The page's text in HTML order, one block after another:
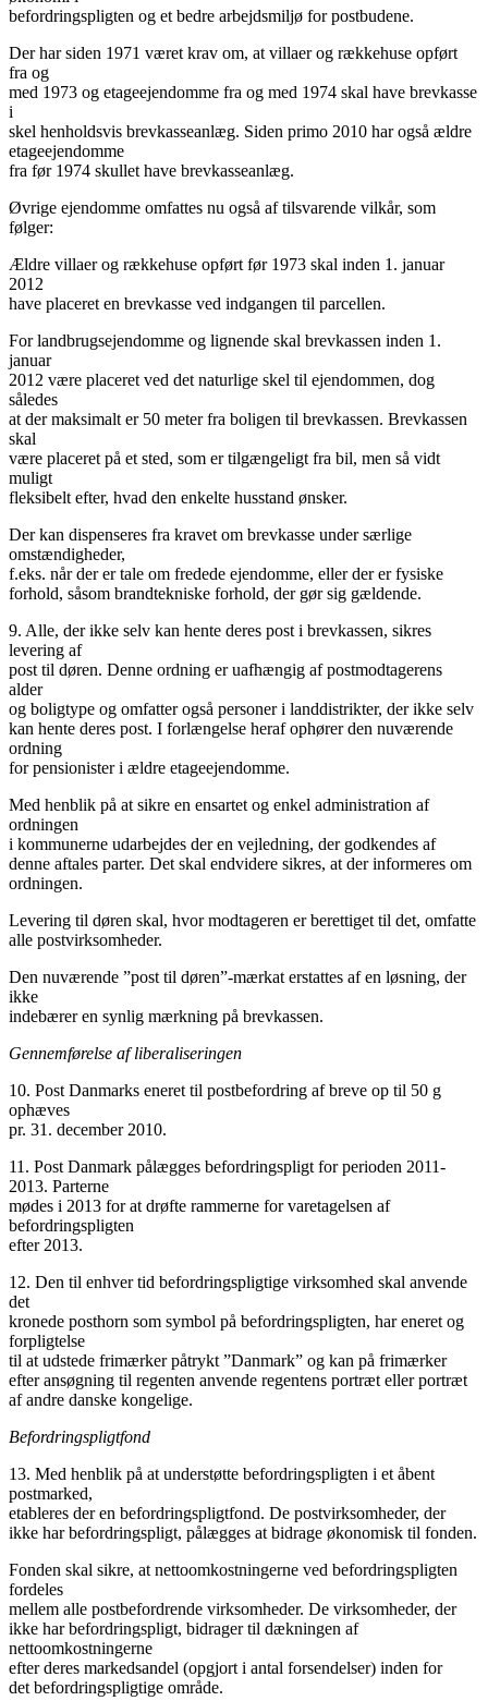
befordringspligten og et bedre arbejdsmiljø for postbudene.
Der har siden 1971 været krav om, at villaer og rækkehuse opført
fra og
med 1973 og etageejendomme fra og med 1974 skal have brevkasse
i
skel henholdsvis brevkasseanlæg. Siden primo 2010 har også ældre
etageejendomme
fra før 1974 skullet have brevkasseanlæg.
Øvrige ejendomme omfattes nu også af tilsvarende vilkår, som
følger:
Ældre villaer og rækkehuse opført før 1973 skal inden 1. januar
2012
have placeret en brevkasse ved indgangen til parcellen.
For landbrugsejendomme og lignende skal brevkassen inden 1.
januar
2012 være placeret ved det naturlige skel til ejendommen, dog
således
at der maksimalt er 50 meter fra boligen til brevkassen. Brevkassen
skal
være placeret på et sted, som er tilgængeligt fra bil, men så vidt
muligt
fleksibelt efter, hvad den enkelte husstand ønsker.
Der kan dispenseres fra kravet om brevkasse under særlige
omstændigheder,
f.eks. når der er tale om fredede ejendomme, eller der er fysiske
forhold, såsom brandtekniske forhold, der gør sig gældende.
9. Alle, der ikke selv kan hente deres post i brevkassen, sikres
levering af
post til døren. Denne ordning er uafhængig af postmodtagerens
alder
og boligtype og omfatter også personer i landdistrikter, der ikke selv
kan hente deres post. I forlængelse heraf ophører den nuværende
ordning
for pensionister i ældre etageejendomme.
Med henblik på at sikre en ensartet og enkel administration af
ordningen
i kommunerne udarbejdes der en vejledning, der godkendes af
denne aftales parter. Det skal endvidere sikres, at der informeres om
ordningen.
Levering til døren skal, hvor modtageren er berettiget til det, omfatte
alle postvirksomheder.
Den nuværende ”post til døren”-mærkat erstattes af en løsning, der
ikke
indebærer en synlig mærkning på brevkassen.
Gennemførelse af liberaliseringen
10. Post Danmarks eneret til postbefordring af breve op til 50 g
ophæves
pr. 31. december 2010.
11. Post Danmark pålægges befordringspligt for perioden 2011-
2013. Parterne
mødes i 2013 for at drøfte rammerne for varetagelsen af
befordringspligten
efter 2013.
12. Den til enhver tid befordringspligtige virksomhed skal anvende
det
kronede posthorn som symbol på befordringspligten, har eneret og
forpligtelse
til at udstede frimærker påtrykt ”Danmark” og kan på frimærker
efter ansøgning til regenten anvende regentens portræt eller portræt
af andre danske kongelige.
Befordringspligtfond
13. Med henblik på at understøtte befordringspligten i et åbent
postmarked,
etableres der en befordringspligtfond. De postvirksomheder, der
ikke har befordringspligt, pålægges at bidrage økonomisk til fonden.
Fonden skal sikre, at nettoomkostningerne ved befordringspligten
fordeles
mellem alle postbefordrende virksomheder. De virksomheder, der
ikke har befordringspligt, bidrager til dækningen af
nettoomkostningerne
efter deres markedsandel (opgjort i antal forsendelser) inden for
det befordringspligtige område.